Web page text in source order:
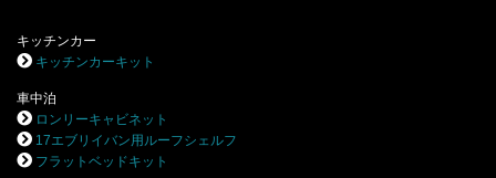
キッチンカー
キッチンカーキット
車中泊
ロンリーキャビネット
17エブリイバン用ルーフシェルフ
フラットベッドキット